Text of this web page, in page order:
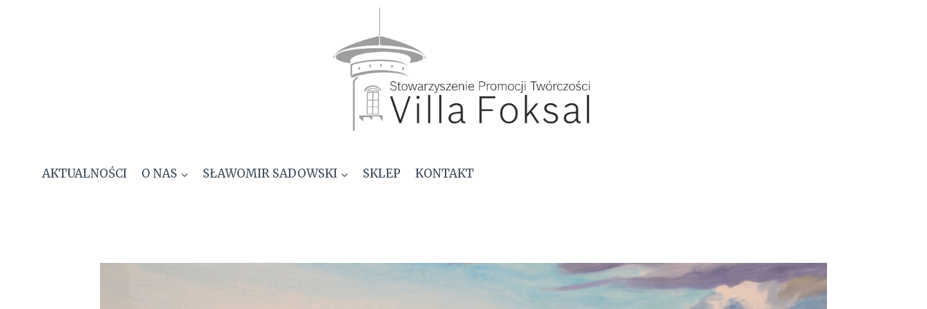
AKTUALNOŚCI O NAS SŁAWOMIR SADOWSKI SKLEP KONTAKT